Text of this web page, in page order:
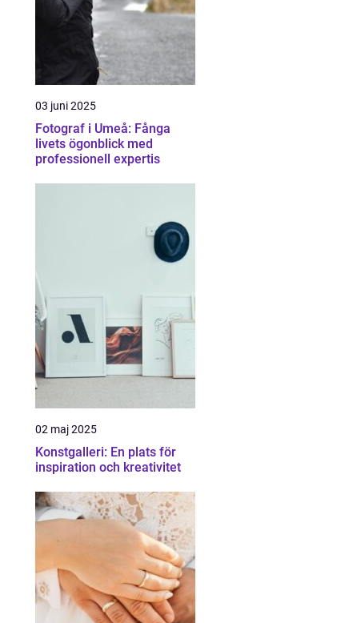
03 juni 2025
Fotograf i Umeå: Fånga
livets ögonblick med
professionell expertis
02 maj 2025
Konstgalleri: En plats för
inspiration och kreativitet